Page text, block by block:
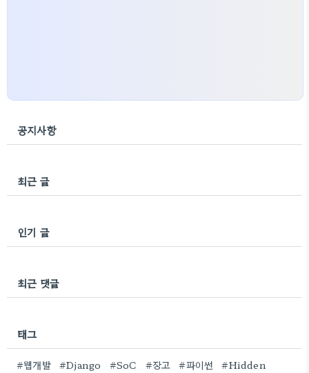
공지사항
최근 글
인기 글
최근 댓글
태그
#웹개발 #Django #SoC #장고 #파이썬 #Hidden